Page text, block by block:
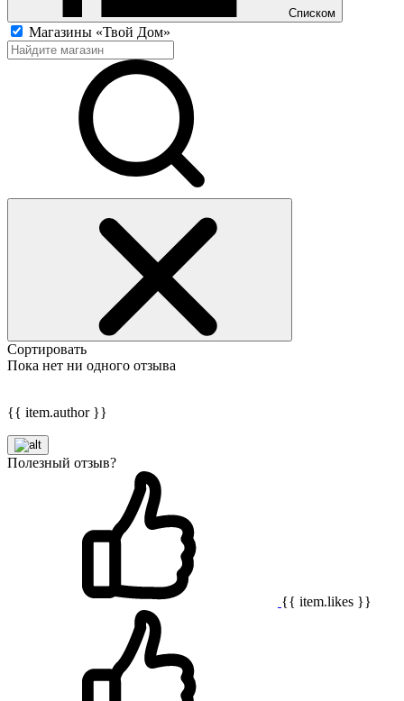
Списком
Магазины «Твой Дом»
Сортировать
Пока нет ни одного отзыва
{{ item.author }}
Полезный отзыв?
{{ item.likes }}